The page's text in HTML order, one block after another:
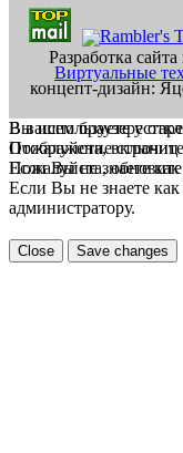
Разработка
Виртуальные
концепт-дизайн:
В вашем браузере
Пожалуйста,
Если Вы не знаете как
Вы используете
Отображение страниц
Пожалуйста,
Если Вы не знаете как
администратору.
Close Save changes